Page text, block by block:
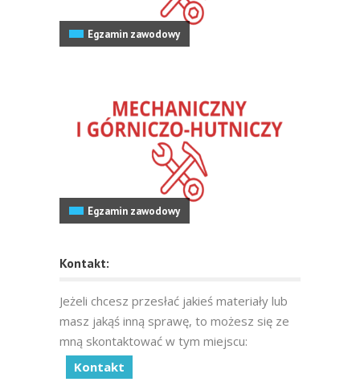
Egzamin zawodowy
Egzamin zawodowy
Kontakt:
Jeżeli chcesz przesłać jakieś materiały lub
masz jakąś inną sprawę, to możesz się ze
mną skontaktować w tym miejscu:
Kontakt